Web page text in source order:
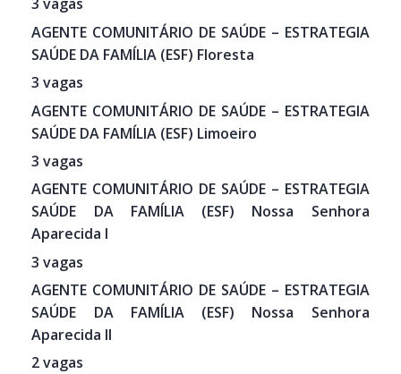
3 vagas
AGENTE COMUNITÁRIO DE SAÚDE – ESTRATEGIA
SAÚDE DA FAMÍLIA (ESF) Floresta
3 vagas
AGENTE COMUNITÁRIO DE SAÚDE – ESTRATEGIA
SAÚDE DA FAMÍLIA (ESF) Limoeiro
3 vagas
AGENTE COMUNITÁRIO DE SAÚDE – ESTRATEGIA
SAÚDE DA FAMÍLIA (ESF) Nossa Senhora
Aparecida I
3 vagas
AGENTE COMUNITÁRIO DE SAÚDE – ESTRATEGIA
SAÚDE DA FAMÍLIA (ESF) Nossa Senhora
Aparecida II
2 vagas